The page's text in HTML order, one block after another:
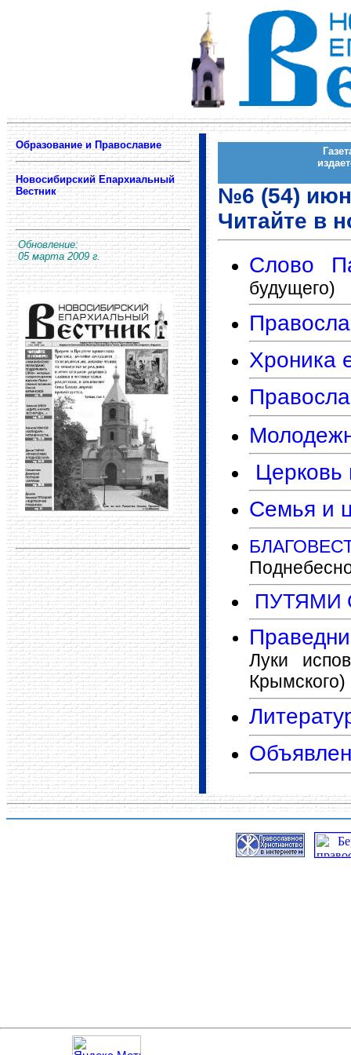
Образование и Православие
Новосибирский Епархиальный
Вестник
Обновление:
05 марта 2009 г.
№6 (54)
Читайте в
Слово
будущего)
Хроника
Церковь
Семья и
ПУТЯМИ
Луки
Крымского)